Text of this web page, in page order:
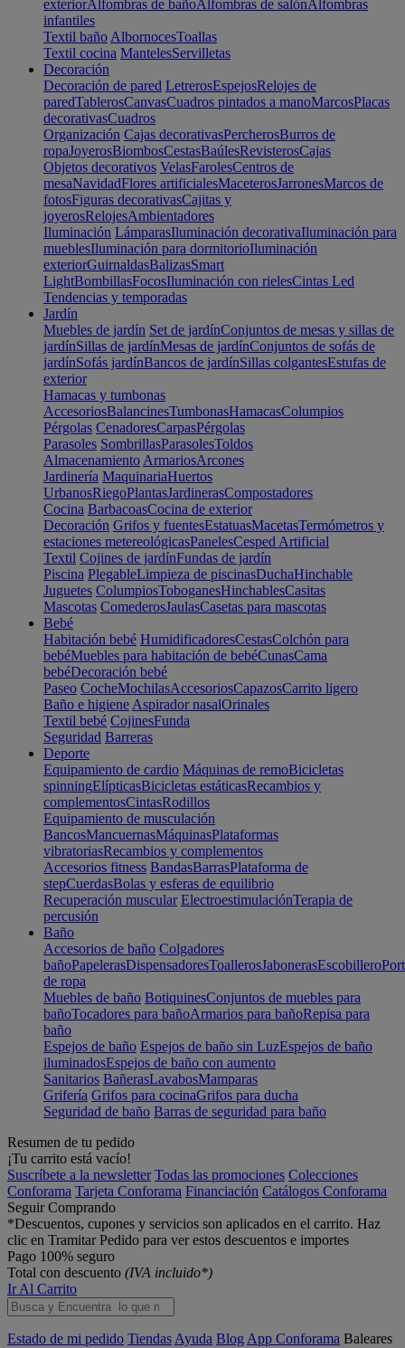
exteriorAlfombras de bañoAlfombras de salónAlfombras
infantiles
Textil baño AlbornocesToallas
Textil cocina MantelesServilletas
Decoración
Decoración de pared LetrerosEspejosRelojes de
paredTablerosCanvasCuadros pintados a manoMarcosPlacas
decorativasCuadros
Organización Cajas decorativasPercherosBurros de
ropaJoyerosBiombosCestasBaúlesRevisterosCajas
Objetos decorativos VelasFarolesCentros de
mesaNavidadFlores artificialesMaceterosJarronesMarcos de
fotosFiguras decorativasCajitas y
joyerosRelojesAmbientadores
Iluminación LámparasIluminación decorativaIluminación para
mueblesIluminación para dormitorioIluminación
exteriorGuirnaldasBalizasSmart
LightBombillasFocosIluminación con rielesCintas Led
Tendencias y temporadas
Jardín
Muebles de jardín Set de jardínConjuntos de mesas y sillas de
jardínSillas de jardínMesas de jardínConjuntos de sofás de
jardínSofás jardínBancos de jardínSillas colgantesEstufas de
exterior
Hamacas y tumbonas
AccesoriosBalancinesTumbonasHamacasColumpios
Pérgolas CenadoresCarpasPérgolas
Parasoles SombrillasParasolesToldos
Almacenamiento ArmariosArcones
Jardinería MaquinariaHuertos
UrbanosRiegoPlantasJardinerasCompostadores
Cocina BarbacoasCocina de exterior
Decoración Grifos y fuentesEstatuasMacetasTermómetros y
estaciones metereológicasPanelesCesped Artificial
Textil Cojines de jardínFundas de jardín
Piscina PlegableLimpieza de piscinasDuchaHinchable
Juguetes ColumpiosToboganesHinchablesCasitas
Mascotas ComederosJaulasCasetas para mascotas
Bebé
Habitación bebé HumidificadoresCestasColchón para
bebéMuebles para habitación de bebéCunasCama
bebéDecoración bebé
Paseo CocheMochilasAccesoriosCapazosCarrito ligero
Baño e higiene Aspirador nasalOrinales
Textil bebé CojinesFunda
Seguridad Barreras
Deporte
Equipamiento de cardio Máquinas de remoBicicletas
spinningElípticasBicicletas estáticasRecambios y
complementosCintasRodillos
Equipamiento de musculación
BancosMancuernasMáquinasPlataformas
vibratoriasRecambios y complementos
Accesorios fitness BandasBarrasPlataforma de
stepCuerdasBolas y esferas de equilibrio
Recuperación muscular ElectroestimulaciónTerapia de
percusión
Baño
Accesorios de baño Colgadores
bañoPapelerasDispensadoresToallerosJabonerasEscobillero
de ropa
Muebles de baño BotiquinesConjuntos de muebles para
bañoTocadores para bañoArmarios para bañoRepisa para
baño
Espejos de baño Espejos de baño sin LuzEspejos de baño
iluminadosEspejos de baño con aumento
Sanitarios BañerasLavabosMamparas
Grifería Grifos para cocinaGrifos para ducha
Seguridad de baño Barras de seguridad para baño
Resumen de tu pedido
¡Tu carrito está vacío!
Suscríbete a la newsletter Todas las promociones Colecciones
Conforama Tarjeta Conforama Financiación Catálogos Conforama
Seguir Comprando
*Descuentos, cupones y servicios son aplicados en el carrito. Haz
clic en Tramitar Pedido para ver estos descuentos e importes
Pago 100% seguro
Total con descuento (IVA incluido*)
Ir Al Carrito
Estado de mi pedido Tiendas Ayuda Blog App Conforama Baleares